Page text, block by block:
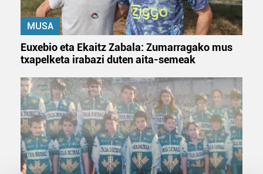
MUSA
Euxebio eta Ekaitz Zabala: Zumarragako mus
txapelketa irabazi duten aita-semeak